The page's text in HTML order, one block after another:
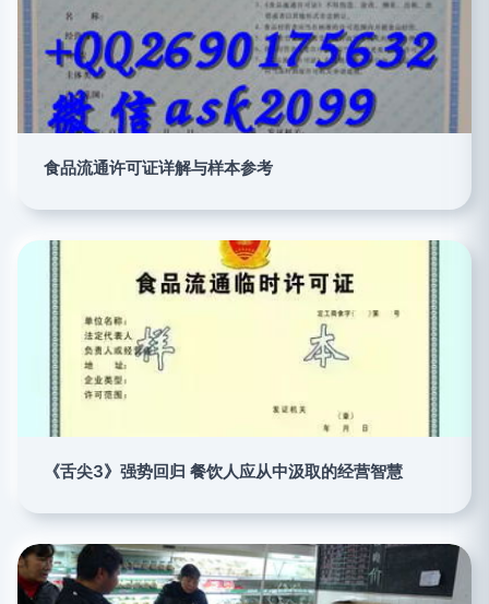
食品流通许可证详解与样本参考
《舌尖3》强势回归 餐饮人应从中汲取的经营智慧